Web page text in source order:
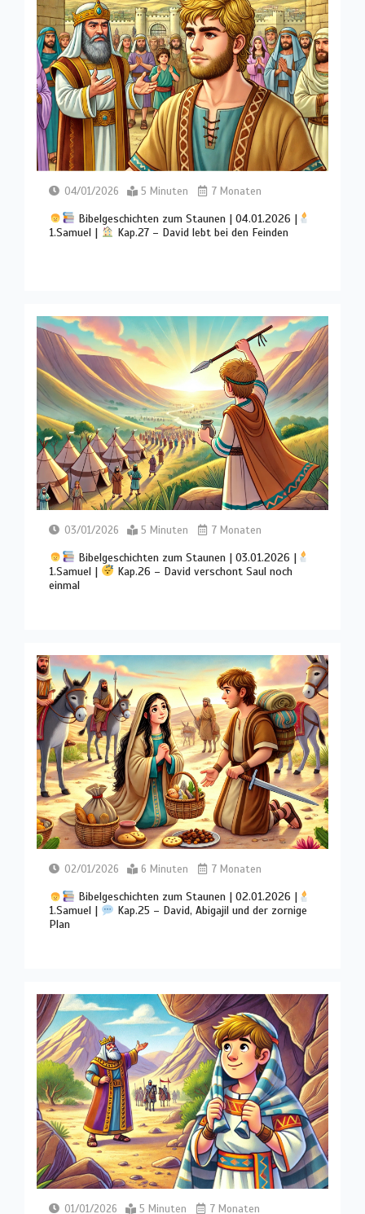
04/01/2026 5 Minuten 7 Monaten
Bibelgeschichten zum Staunen | 04.01.2026 |
1.Samuel |
Kap.27 – David lebt bei den Feinden
03/01/2026 5 Minuten 7 Monaten
Bibelgeschichten zum Staunen | 03.01.2026 |
1.Samuel |
Kap.26 – David verschont Saul noch
einmal
02/01/2026 6 Minuten 7 Monaten
Bibelgeschichten zum Staunen | 02.01.2026 |
1.Samuel |
Kap.25 – David, Abigajil und der zornige
Plan
01/01/2026 5 Minuten 7 Monaten